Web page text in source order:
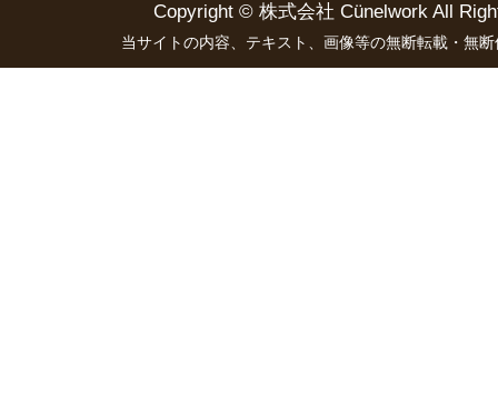
Copyright © 株式会社 Cünelwork All
当サイトの内容、テキスト、画像等の無断転載・無